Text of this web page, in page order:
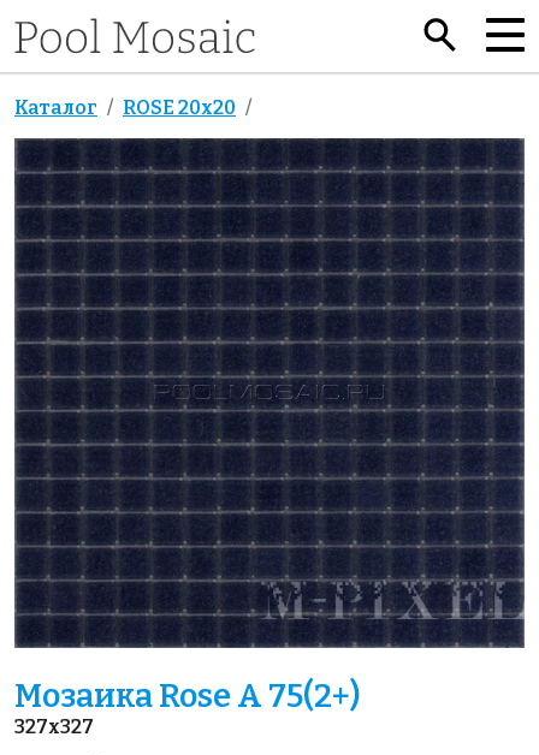
Каталог ROSE 20x20
Мозаика Rose A 75(2+)
327x327